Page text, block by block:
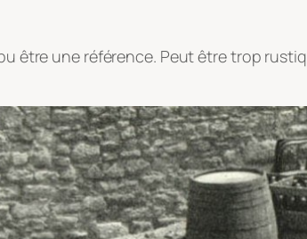
être une référence. Peut être trop